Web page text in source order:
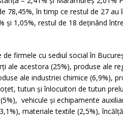
78,45%, în timp ce restul de 27 au
și 1,05%, restul de 18 deținând
firmele cu sediul social în
ale acestora (25%), produse ale
ale industriei chimice (6,9%),
tutun și înlocuitori de tutun
vehicule și echipamente
materiale textile (2,5%),